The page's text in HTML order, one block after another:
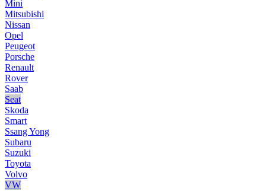
Mini
Mitsubishi
Nissan
Opel
Peugeot
Porsche
Renault
Rover
Saab
Seat
Skoda
Smart
Ssang Yong
Subaru
Suzuki
Toyota
Volvo
VW